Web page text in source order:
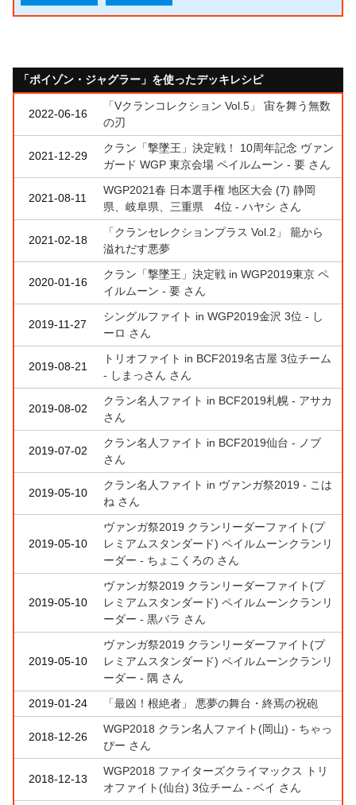
「ポイゾン・ジャグラー」を使ったデッキレシピ
2022-06-16
「Vクランコレクション Vol.5」 宙を舞う無数
の刃
2021-12-29
クラン「撃墜王」決定戦！ 10周年記念 ヴァン
ガード WGP 東京会場 ペイルムーン - 要 さん
2021-08-11
WGP2021春 日本選手権 地区大会 (7) 静岡
県、岐阜県、三重県 4位 - ハヤシ さん
2021-02-18
「クランセレクションプラス Vol.2」 籠から
溢れだす悪夢
2020-01-16
クラン「撃墜王」決定戦 in WGP2019東京 ペ
イルムーン - 要 さん
2019-11-27
シングルファイト in WGP2019金沢 3位 - し
ーロ さん
2019-08-21
トリオファイト in BCF2019名古屋 3位チーム
- しまっさん さん
2019-08-02
クラン名人ファイト in BCF2019札幌 - アサカ
さん
2019-07-02
クラン名人ファイト in BCF2019仙台 - ノブ
さん
2019-05-10
クラン名人ファイト in ヴァンガ祭2019 - こは
ね さん
2019-05-10
ヴァンガ祭2019 クランリーダーファイト(プ
レミアムスタンダード) ペイルムーンクランリ
ーダー - ちょこくろの さん
2019-05-10
ヴァンガ祭2019 クランリーダーファイト(プ
レミアムスタンダード) ペイルムーンクランリ
ーダー - 黒バラ さん
2019-05-10
ヴァンガ祭2019 クランリーダーファイト(プ
レミアムスタンダード) ペイルムーンクランリ
ーダー - 隅 さん
2019-01-24
「最凶！根絶者」 悪夢の舞台・終焉の祝砲
2018-12-26
WGP2018 クラン名人ファイト(岡山) - ちゃっ
ぴー さん
2018-12-13
WGP2018 ファイターズクライマックス トリ
オファイト(仙台) 3位チーム - ベイ さん